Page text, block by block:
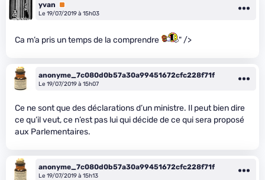
yvan
Premium
Le 19/07/2019 à 15h03
Ca m’a pris un temps de la comprendre " />
anonyme_7c080d0b57a30a99451672cfc228f71f
Le 19/07/2019 à 15h07
Ce ne sont que des déclarations d’un ministre. Il peut bien dire
ce qu’il veut, ce n’est pas lui qui décide de ce qui sera proposé
aux Parlementaires.
anonyme_7c080d0b57a30a99451672cfc228f71f
Le 19/07/2019 à 15h13